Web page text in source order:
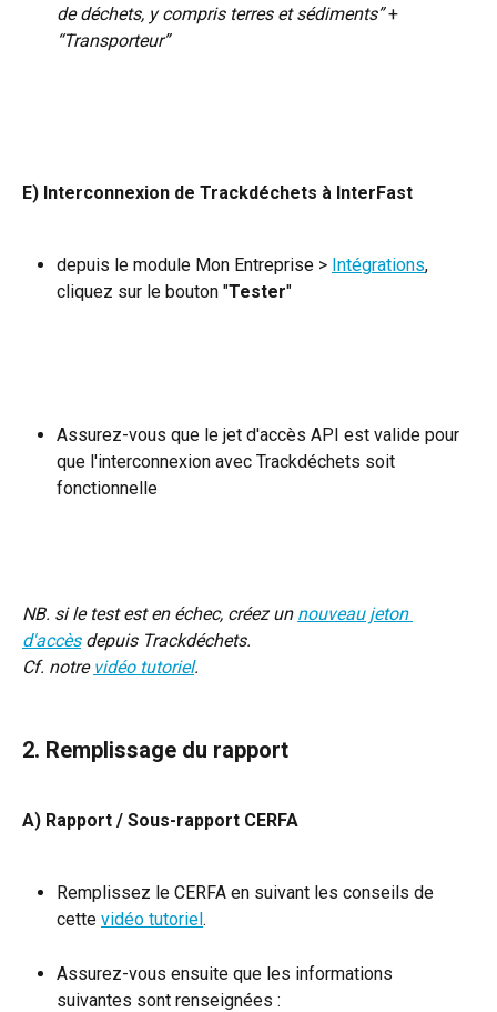
de déchets, y compris terres et sédiments” +
“Transporteur”
E) Interconnexion de Trackdéchets à InterFast
depuis le module Mon Entreprise > Intégrations,
cliquez sur le bouton "Tester"
Assurez-vous que le jet d'accès API est valide pour
que l'interconnexion avec Trackdéchets soit
fonctionnelle
NB. si le test est en échec, créez un nouveau jeton
d'accès depuis Trackdéchets.
Cf. notre vidéo tutoriel.
2. Remplissage du rapport
A) Rapport / Sous-rapport CERFA
Remplissez le CERFA en suivant les conseils de
cette vidéo tutoriel .
Assurez-vous ensuite que les informations
suivantes sont renseignées :